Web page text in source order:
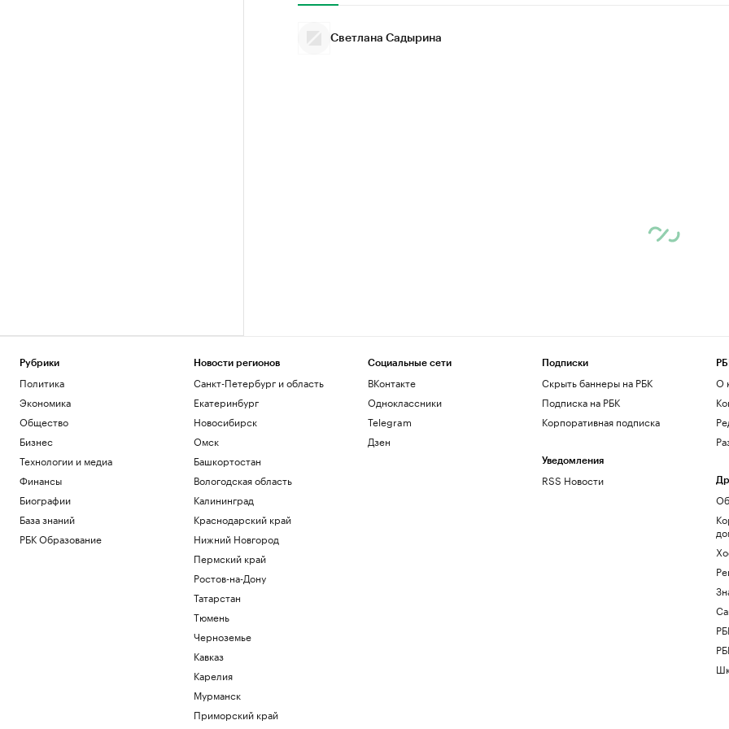
Светлана Садырина
Рубрики
Политика
Экономика
Общество
Бизнес
Технологии и медиа
Финансы
Биографии
База знаний
РБК Образование
Новости регионов
Санкт-Петербург и область
Екатеринбург
Новосибирск
Омск
Башкортостан
Вологодская область
Калининград
Краснодарский край
Нижний Новгород
Пермский край
Ростов-на-Дону
Татарстан
Тюмень
Черноземье
Кавказ
Карелия
Мурманск
Приморский край
Социальные сети
ВКонтакте
Одноклассники
Telegram
Дзен
Подписки
Скрыть баннеры на РБК
Подписка на РБК
Корпоративная подписка
Уведомления
RSS Новости
О